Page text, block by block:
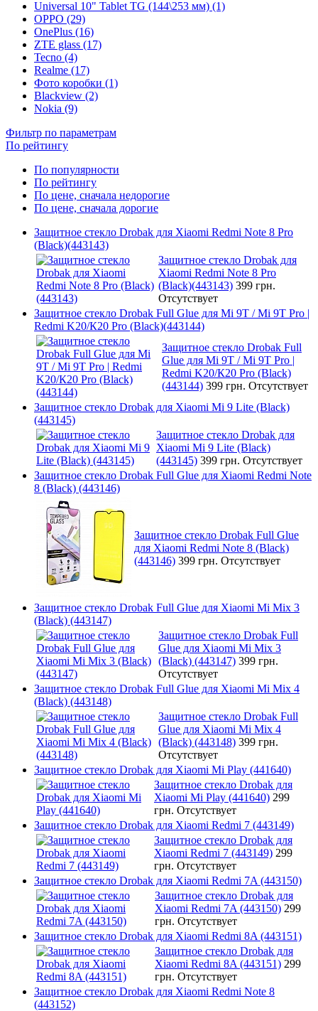
Universal 10" Tablet TG (144\253 мм) (1)
OPPO (29)
OnePlus (16)
ZTE glass (17)
Tecno (4)
Realme (17)
Фото коробки (1)
Blackview (2)
Nokia (9)
Фильтр по параметрам
По рейтингу
По популярности
По рейтингу
По цене, сначала недорогие
По цене, сначала дорогие
Защитное стекло Drobak для Xiaomi Redmi Note 8 Pro
(Black)(443143)
Защитное стекло Drobak для
Xiaomi Redmi Note 8 Pro
(Black)(443143) 399 грн.
Отсутствует
Защитное стекло Drobak Full Glue для Mi 9T / Mi 9T Pro |
Redmi K20/К20 Pro (Black)(443144)
Защитное стекло Drobak Full
Glue для Mi 9T / Mi 9T Pro |
Redmi K20/К20 Pro (Black)
(443144) 399 грн. Отсутствует
Защитное стекло Drobak для Xiaomi Mi 9 Lite (Black)
(443145)
Защитное стекло Drobak для
Xiaomi Mi 9 Lite (Black)
(443145) 399 грн. Отсутствует
Защитное стекло Drobak Full Glue для Xiaomi Redmi Note
8 (Black) (443146)
Защитное стекло Drobak Full Glue
для Xiaomi Redmi Note 8 (Black)
(443146) 399 грн. Отсутствует
Защитное стекло Drobak Full Glue для Xiaomi Mi Mix 3
(Black) (443147)
Защитное стекло Drobak Full
Glue для Xiaomi Mi Mix 3
(Black) (443147) 399 грн.
Отсутствует
Защитное стекло Drobak Full Glue для Xiaomi Mi Mix 4
(Black) (443148)
Защитное стекло Drobak Full
Glue для Xiaomi Mi Mix 4
(Black) (443148) 399 грн.
Отсутствует
Защитное стекло Drobak для Xiaomi Mi Play (441640)
Защитное стекло Drobak для
Xiaomi Mi Play (441640) 299
грн. Отсутствует
Защитное стекло Drobak для Xiaomi Redmi 7 (443149)
Защитное стекло Drobak для
Xiaomi Redmi 7 (443149) 299
грн. Отсутствует
Защитное стекло Drobak для Xiaomi Redmi 7A (443150)
Защитное стекло Drobak для
Xiaomi Redmi 7A (443150) 299
грн. Отсутствует
Защитное стекло Drobak для Xiaomi Redmi 8A (443151)
Защитное стекло Drobak для
Xiaomi Redmi 8A (443151) 299
грн. Отсутствует
Защитное стекло Drobak для Xiaomi Redmi Note 8
(443152)